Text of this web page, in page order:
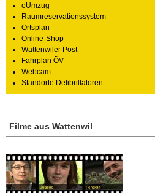
Filme aus Wattenwil
eUmzug
Raumreservationssystem
Ortsplan
Online-Shop
Wattenwiler Post
Fahrplan ÖV
Webcam
Standorte Defibrillatoren